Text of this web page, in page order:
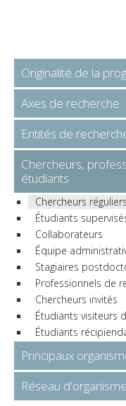
Originalité de la
Axes de recherche
Entités de
Chercheurs,
étudiants
Chercheurs réguliers
Étudiants
Collaborateurs
Équipe
Stagiaires
Professionnels de
Chercheurs invités
Étudiants visiteurs
Étudiants
Principaux
Réseau